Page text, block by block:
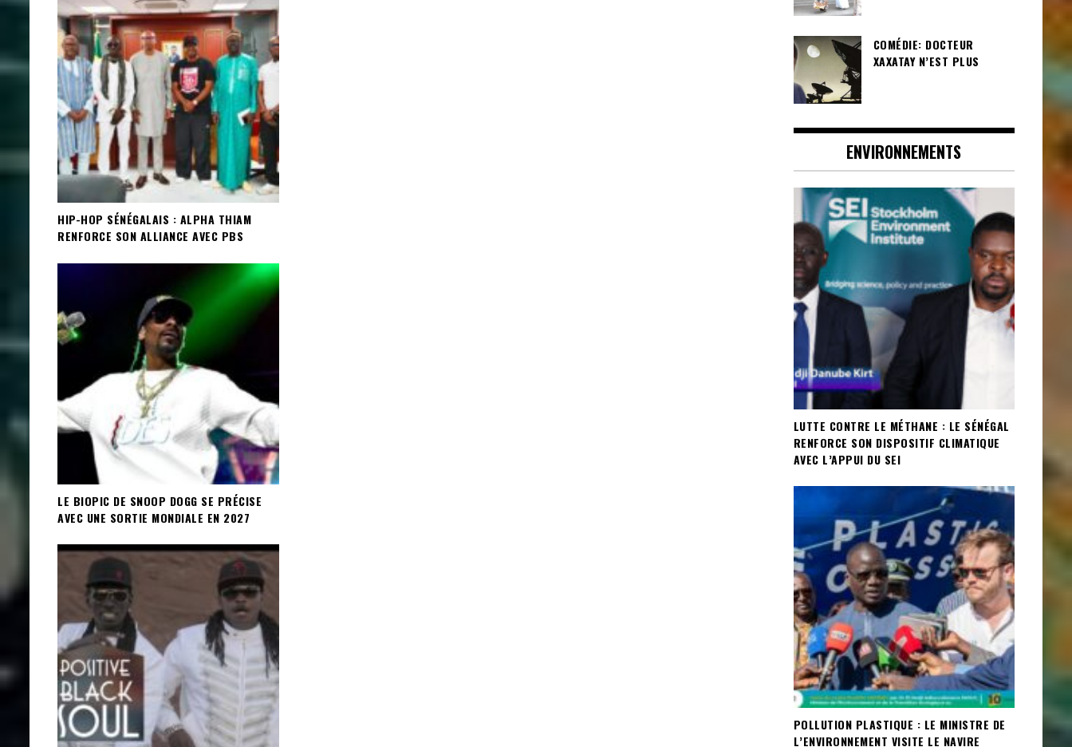
HIP-HOP SÉNÉGALAIS : ALPHA THIAM
RENFORCE SON ALLIANCE AVEC PBS
LE BIOPIC DE SNOOP DOGG SE PRÉCISE
AVEC UNE SORTIE MONDIALE EN 2027
COMÉDIE: DOCTEUR
XAXATAY N’EST PLUS
ENVIRONNEMENTS
LUTTE CONTRE LE MÉTHANE : LE SÉNÉGAL
RENFORCE SON DISPOSITIF CLIMATIQUE
AVEC L’APPUI DU SEI
POLLUTION PLASTIQUE : LE MINISTRE DE
L’ENVIRONNEMENT VISITE LE NAVIRE